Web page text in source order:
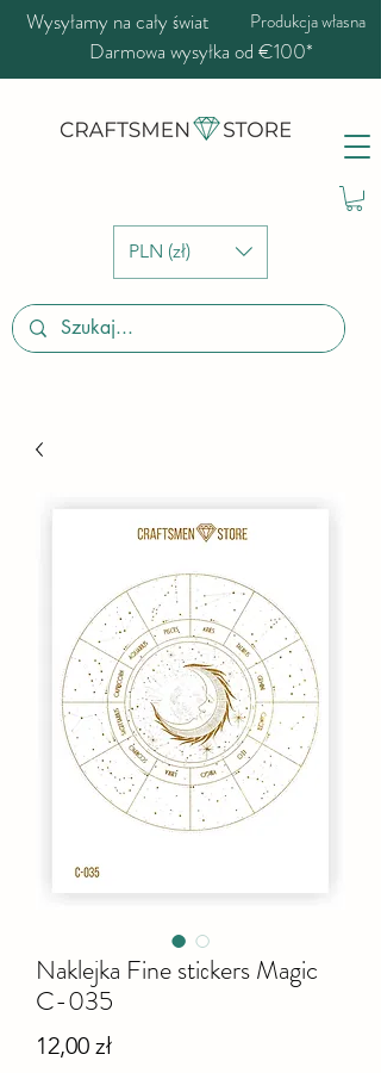
PLN (zł)
Wysyłamy na cały świat Produkcja własna
Darmowa wysyłka od €100*
Naklejka Fine stiсkers Magic
C-035
12,00 złCena